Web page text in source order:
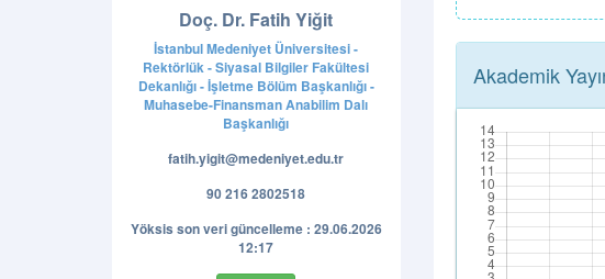
Doç. Dr. Fatih Yiğit
İstanbul Medeniyet Üniversitesi -
Rektörlük - Siyasal Bilgiler Fakültesi
Dekanlığı - İşletme Bölüm Başkanlığı -
Muhasebe-Finansman Anabilim Dalı
Başkanlığı
fatih.yigit@medeniyet.edu.tr
90 216 2802518
Yöksis son veri güncelleme : 29.06.2026
12:17
Akademik